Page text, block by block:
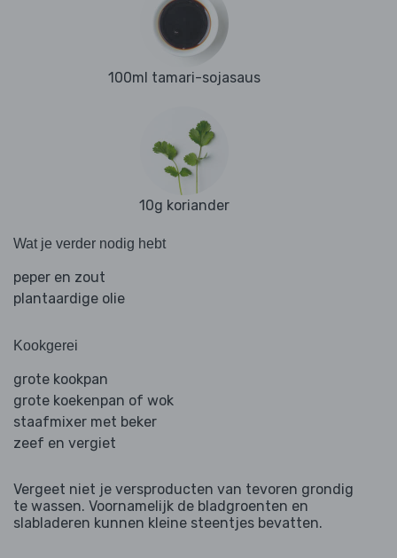
100ml tamari-sojasaus
10g koriander
Wat je verder nodig hebt
peper en zout
plantaardige olie
Kookgerei
grote kookpan
grote koekenpan of wok
staafmixer met beker
zeef en vergiet
Vergeet niet je versproducten van tevoren grondig
te wassen. Voornamelijk de bladgroenten en
slabladeren kunnen kleine steentjes bevatten.